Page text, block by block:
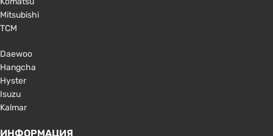
Mitsubishi
TCM
Daewoo
Hangcha
Hyster
Isuzu
Kalmar
ИНФОРМАЦИЯ